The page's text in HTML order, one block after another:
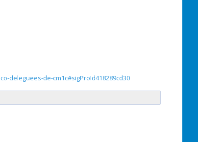
deleguees-de-cm1c#sigProId418289cd30